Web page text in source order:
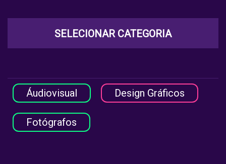
SELECIONAR CATEGORIA
Áudiovisual Design Gráficos
Fotógrafos